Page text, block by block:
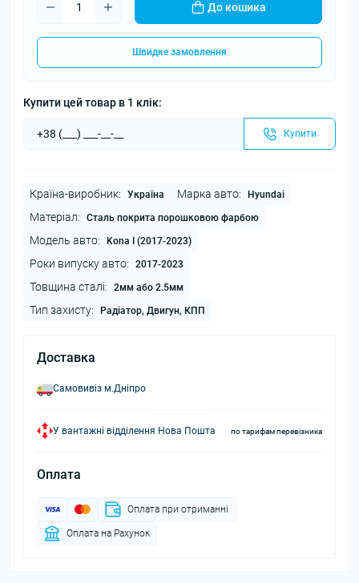
До кошика
Швидке замовлення
Купити цей товар в 1 клік:
Купити
Країна-виробник: Україна Марка авто: Hyundai
Матеріал: Сталь покрита порошковою фарбою
Модель авто: Kona I (2017-2023)
Роки випуску авто: 2017-2023
Товщина сталі: 2мм або 2.5мм
Тип захисту: Радіатор, Двигун, КПП
Доставка
Самовивіз м.Дніпро
У вантажні відділення Нова Пошта по тарифам перевізника
Оплата
Оплата при отриманні
Оплата на Рахунок